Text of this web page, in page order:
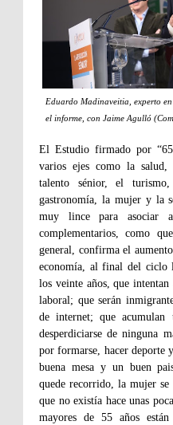
Eduardo Madinaveitia, experto
el informe, con Jaime Agulló
El Estudio firmado por
varios ejes como la
talento sénior, el
gastronomía, la mujer y la
muy lince para asociar a
complementarios, como
general, confirma el
economía, al final del ciclo
los veinte años, que
laboral; que serán
de internet; que acumulan
desperdiciarse de ninguna
por formarse, hacer deporte
buena mesa y un buen
quede recorrido, la mujer
que no existía hace unas
mayores de 55 años